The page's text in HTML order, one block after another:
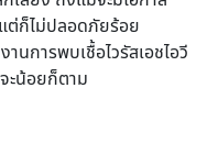
ต่ก็ไม่ปลอดภัยร้อย
านการพบเชื้อไวรัสเอชไอวี
ะน้อยก็ตาม